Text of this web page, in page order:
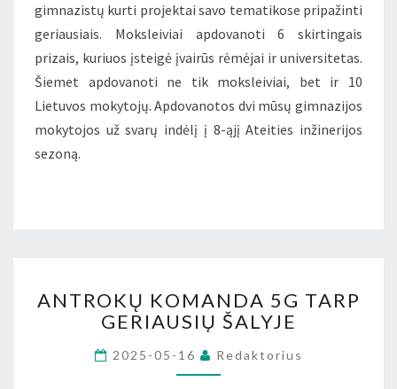
gimnazistų kurti projektai savo tematikose pripažinti
geriausiais. Moksleiviai apdovanoti 6 skirtingais
prizais, kuriuos įsteigė įvairūs rėmėjai ir universitetas.
Šiemet apdovanoti ne tik moksleiviai, bet ir 10
Lietuvos mokytojų. Apdovanotos dvi mūsų gimnazijos
mokytojos už svarų indėlį į 8-ąjį Ateities inžinerijos
sezoną.
KOMANDA
5G
GERIAUSIŲ
ŠALYJE
ANTROKŲ KOMANDA 5G TARP
GERIAUSIŲ ŠALYJE
2025-05-16 Redaktorius